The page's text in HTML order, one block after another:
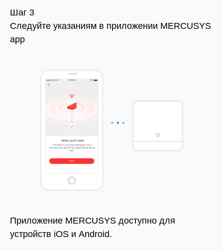
Шаг 3
Следуйте указаниям в приложении MERCUSYS
app
Приложение MERCUSYS доступно для
устройств iOS и Android.